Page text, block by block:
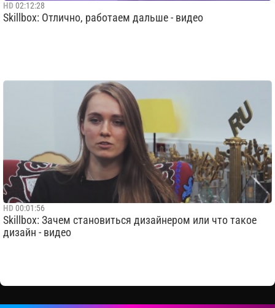
HD 02:12:28
Skillbox: Отлично, работаем дальше - видео
HD 00:01:56
Skillbox: Зачем становиться дизайнером или что такое
дизайн - видео